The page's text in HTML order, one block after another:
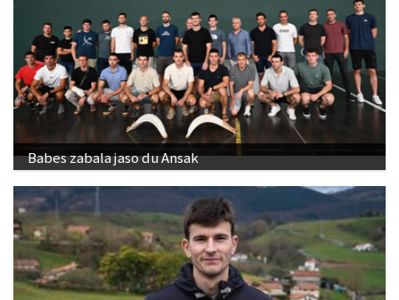
Babes zabala jaso du Ansak